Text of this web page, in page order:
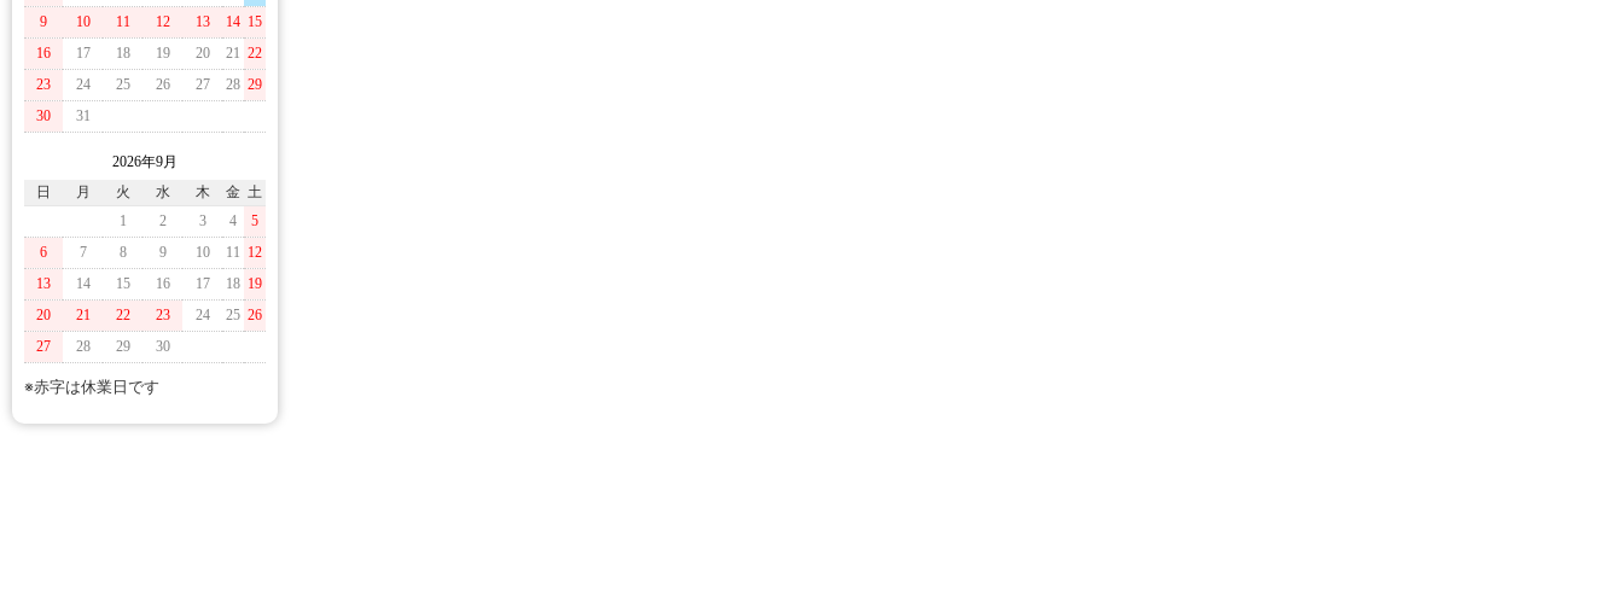
9
10 11 12 13 14 15
16
17 18 19 20 21 22
23
24 25 26 27 28 29
30
31
2026年9月
日
月 火 水 木 金 土
1
2 3 4
5
6
7 8 9 10 11 12
13
14 15 16 17 18 19
20
21 22 23 24 25 26
27
28 29 30
※赤字は休業日です